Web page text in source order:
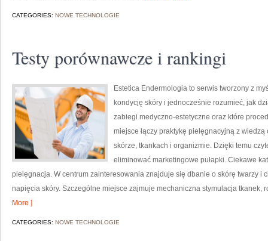
CATEGORIES: NOWE TECHNOLOGIE
Testy porównawcze i rankingi
Estetica Endermologia to serwis tworzony z
kondycję skóry i jednocześnie rozumieć, jak
zabiegi medyczno-estetyczne oraz które
miejsce łączy praktykę pielęgnacyjną z
skórze, tkankach i organizmie. Dzięki temu
eliminować marketingowe pułapki. Ciekawe
pielęgnacja. W centrum zainteresowania znajduje się dbanie o skórę twarzy i
napięcia skóry. Szczególne miejsce zajmuje mechaniczna stymulacja tkanek,
More ]
CATEGORIES: NOWE TECHNOLOGIE